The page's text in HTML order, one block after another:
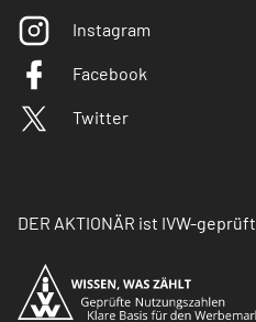
Instagram
Facebook
Twitter
DER AKTIONÄR ist IVW-geprüft